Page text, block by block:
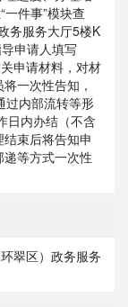
件事”模块查
务服务大厅5楼K
申请人填写
申请材料，对材
一次性告知，
过内部流转等形
日内办结（不含
束后将告知申
等方式一次性
翠区）政务服务